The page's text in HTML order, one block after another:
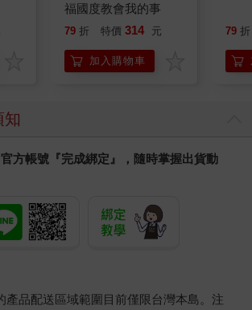
福國度教會我的事
79 折 特價 314 元
加入購物車
79 折
知
方帳號『完成綁定』，隨時掌握出貨動
產品配送區域範圍目前僅限台灣本島。注